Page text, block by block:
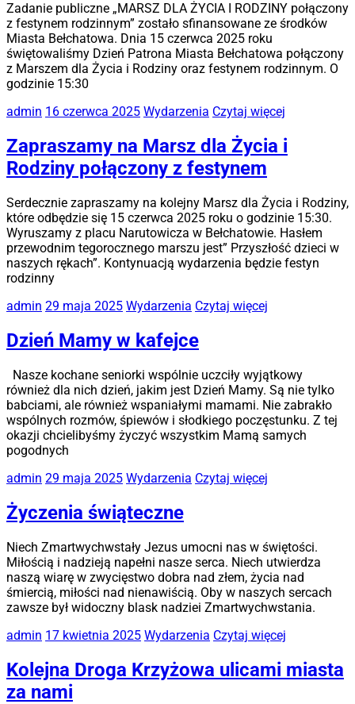
Zadanie publiczne „MARSZ DLA ŻYCIA I RODZINY połączony
z festynem rodzinnym” zostało sfinansowane ze środków
Miasta Bełchatowa. Dnia 15 czerwca 2025 roku
świętowaliśmy Dzień Patrona Miasta Bełchatowa połączony
z Marszem dla Życia i Rodziny oraz festynem rodzinnym. O
godzinie 15:30
admin 16 czerwca 2025 Wydarzenia Czytaj więcej
Zapraszamy na Marsz dla Życia i
Rodziny połączony z festynem
Serdecznie zapraszamy na kolejny Marsz dla Życia i Rodziny,
które odbędzie się 15 czerwca 2025 roku o godzinie 15:30.
Wyruszamy z placu Narutowicza w Bełchatowie. Hasłem
przewodnim tegorocznego marszu jest” Przyszłość dzieci w
naszych rękach”. Kontynuacją wydarzenia będzie festyn
rodzinny
admin 29 maja 2025 Wydarzenia Czytaj więcej
Dzień Mamy w kafejce
Nasze kochane seniorki wspólnie uczciły wyjątkowy
również dla nich dzień, jakim jest Dzień Mamy. Są nie tylko
babciami, ale również wspaniałymi mamami. Nie zabrakło
wspólnych rozmów, śpiewów i słodkiego poczęstunku. Z tej
okazji chcielibyśmy życzyć wszystkim Mamą samych
pogodnych
admin 29 maja 2025 Wydarzenia Czytaj więcej
Życzenia świąteczne
Niech Zmartwychwstały Jezus umocni nas w świętości.
Miłością i nadzieją napełni nasze serca. Niech utwierdza
naszą wiarę w zwycięstwo dobra nad złem, życia nad
śmiercią, miłości nad nienawiścią. Oby w naszych sercach
zawsze był widoczny blask nadziei Zmartwychwstania.
admin 17 kwietnia 2025 Wydarzenia Czytaj więcej
Kolejna Droga Krzyżowa ulicami miasta
za nami